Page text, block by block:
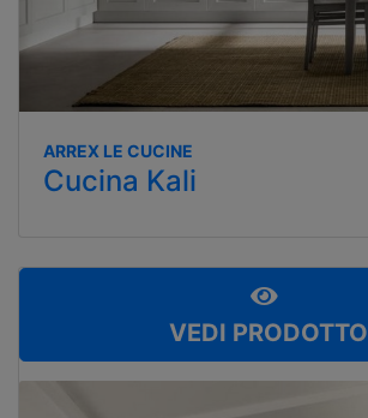
ARREX LE CUCINE
Cucina Kali
VEDI PRODOTTO